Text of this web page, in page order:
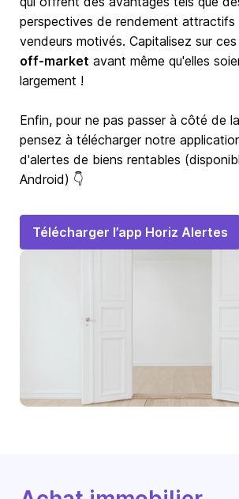
perspectives de rendement attractifs
vendeurs motivés. Capitalisez sur
off-market avant même qu'elles
largement !
Enfin, pour ne pas passer à côté de
pensez à télécharger notre
d'alertes de biens rentables
Android) 👇
Télécharger l’app Horiz Alertes